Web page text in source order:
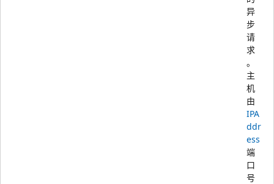
异
步
请
求
。
主
机
由
IPA
ddr
ess
端
口
号